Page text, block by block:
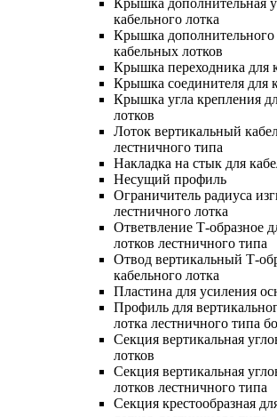
кабельного лотка
Крышка дополнительного
кабельных лотков
Крышка переходника для
Крышка соединителя для
Крышка угла крепления
лотков
Лоток вертикальный
лестничного типа
Накладка на стык для
Несущий профиль
Ограничитель радиуса
лестничного лотка
Ответвление Т-образное
лотков лестничного типа
Отвод вертикальный Т-
кабельного лотка
Пластина для усиления
Профиль для
лотка лестничного типа
Секция вертикальная
лотков
Секция вертикальная
лотков лестничного типа
Секция крестообразная